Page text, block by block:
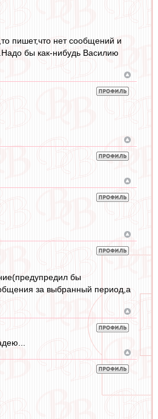
пишет,что нет сообщений и
бы как-нибудь Василию
бы
за выбранный период,а